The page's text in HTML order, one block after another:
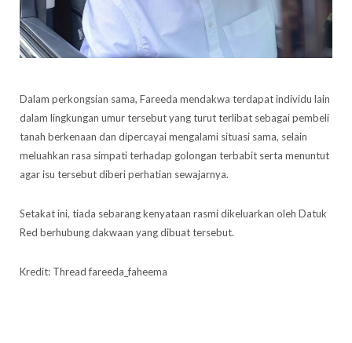
Dalam perkongsian sama, Fareeda mendakwa terdapat individu lain
dalam lingkungan umur tersebut yang turut terlibat sebagai pembeli
tanah berkenaan dan dipercayai mengalami situasi sama, selain
meluahkan rasa simpati terhadap golongan terbabit serta menuntut
agar isu tersebut diberi perhatian sewajarnya.
Setakat ini, tiada sebarang kenyataan rasmi dikeluarkan oleh Datuk
Red berhubung dakwaan yang dibuat tersebut.
Kredit: Thread fareeda_faheema